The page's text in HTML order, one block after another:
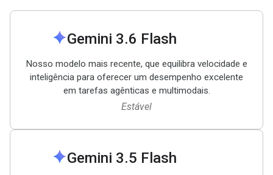
sparkGemini 3.6 Flash
Nosso modelo mais recente, que equilibra velocidade e
inteligência para oferecer um desempenho excelente
em tarefas agênticas e multimodais.
Estável
sparkGemini 3.5 Flash